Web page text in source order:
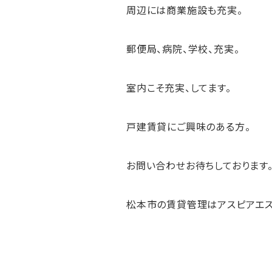
周辺には商業施設も充実。
郵便局、病院、学校、充実。
室内こそ充実、してます。
戸建賃貸にご興味のある方。
お問い合わせお待ちしております。
松本市の賃貸管理はアスピアエス